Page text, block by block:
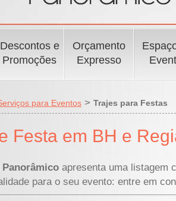
Descontos e
Promoções
Orçamento
Expresso
para Eventos > Trajes para Festas
Festa em BH e
apresenta uma listagem
para o seu evento: entre em